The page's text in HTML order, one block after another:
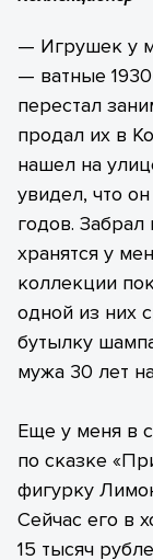
— Игрушек у
— ватные
перестал
продал их в
нашел на
увидел, что
годов.
хранятся у
коллекции
одной из них
бутылку
мужа 30 лет
Еще у меня в
по сказке
фигурку
Сейчас его в
15 тысяч